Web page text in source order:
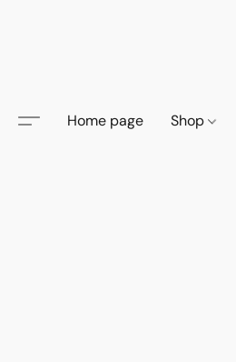
Home page Shop